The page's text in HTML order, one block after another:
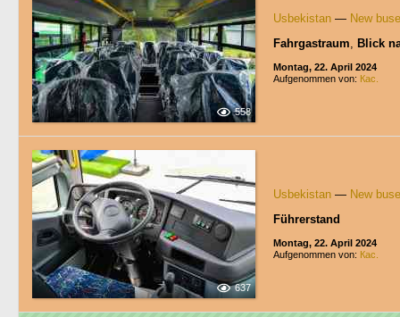
558
Usbekistan — New
Fahrgastraum, Blick
Montag, 22. April 2024
Aufgenommen von: Кас.
637
Usbekistan — New
Führerstand
Montag, 22. April 2024
Aufgenommen von: Кас.